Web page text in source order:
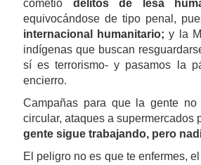
cometió delitos de lesa
equivocándose de tipo penal,
internacional humanitario; y la
indígenas que buscan
sí es terrorismo- y pasamos la
encierro.
Campañas para que la gente
circular, ataques a supermercados
gente sigue trabajando, pero
El peligro no es que te enfermes,